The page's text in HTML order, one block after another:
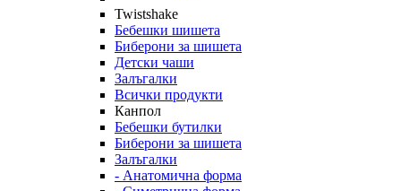
Twistshake
Бебешки шишета
Биберони за шишета
Детски чаши
Залъгалки
Всички продукти
Канпол
Бебешки бутилки
Биберони за шишета
Залъгалки
- Анатомична форма